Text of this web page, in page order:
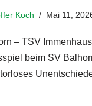
Koch Mai 11,
– TSV
beim SV